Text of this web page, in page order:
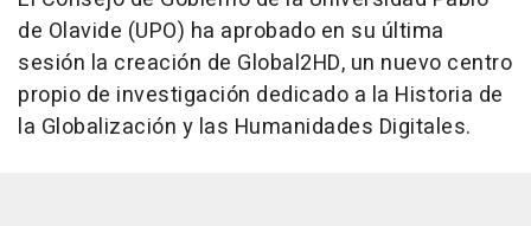
de Olavide (UPO) ha aprobado en su última
sesión la creación de Global2HD, un nuevo centro
propio de investigación dedicado a la Historia de
la Globalización y las Humanidades Digitales.